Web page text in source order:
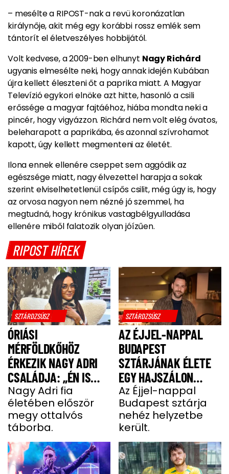
– mesélte a RIPOST-nak a revü koronázatlan
királynője, akit még egy korábbi rossz emlék sem
tántorít el életveszélyes hobbijától.
Volt kedvese, a 2009-ben elhunyt Nagy Richárd
ugyanis elmesélte neki, hogy annak idején Kubában
újra kellett éleszteni őt a paprika miatt.A Magyar
Televízió egykori elnöke azt hitte, hasonló a csili
erőssége a magyar fajtáéhoz, hiába mondta neki a
pincér, hogy vigyázzon. Richárd nem volt elég óvatos,
beleharapott a paprikába, és azonnal szívrohamot
kapott, úgy kellett megmenteni az életét.
Ilona ennek ellenére cseppet sem aggódik az
egészsége miatt, nagy élvezettel harapja a sokak
szerint elviselhetetlenül csípős csilit, még úgy is, hogy
az orvosa nagyon nem nézné jó szemmel, ha
megtudná, hogy krónikus vastagbélgyulladása
ellenére miből falatozik olyan jóízűen.
RIPOST HÍREK
SZTÁRDZSÚSZ
ÓRIÁSI
MÉRFÖLDKŐHÖZ
ÉRKEZIK NAGY ADRI
CSALÁDJA: „ÉN IS
UGYANÚGY IZGULOK,
MINT Ő”
Nagy Adri fia
életében először
megy ottalvós
táborba.
SZTÁRDZSÚSZ
AZ ÉJJEL-NAPPAL
BUDAPEST
SZTÁRJÁNAK ÉLETE
EGY HAJSZÁLON
LÓGOTT – SÖTÉT
IDŐSZAKBÓL
MENEKÜLT MEG A
SZTÁRAPUKA
Az Éjjel-nappal
Budapest sztárja
nehéz helyzetbe
került.